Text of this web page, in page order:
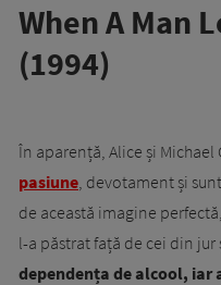
When A Man
(1994)
În aparență, Alice și
pasiune, devotament și
de această imagine
l-a păstrat față de cei din jur
dependența de alcool, iar